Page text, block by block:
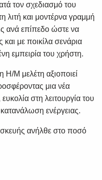
τον σχεδιασμό του
λιτή και μοντέρνα γραμμή
ανά επίπεδο ώστε να
και με ποικίλα σενάρια
εμπειρία του χρήστη.
Η/Μ μελέτη αξιοποιεί
μια νέα
στη λειτουργία του
ενέργειας.
ανήλθε στο ποσό